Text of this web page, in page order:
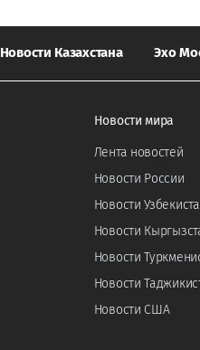
Новости Казахстана Эхо
Новости мира
Лента новостей
Новости России
Новости
Новости
Новости
Новости
Новости США